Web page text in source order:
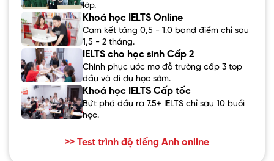
lớp.
Khoá học IELTS Online
Cam kết tăng 0,5 - 1.0 band điểm chỉ sau
1,5 - 2 tháng.
IELTS cho học sinh Cấp 2
Chinh phục ước mơ đỗ trường cấp 3 top
đầu và đi du học sớm.
Khoá học IELTS Cấp tốc
Bứt phá đầu ra 7.5+ IELTS chỉ sau 10 buổi
học.
>> Test trình độ tiếng Anh online